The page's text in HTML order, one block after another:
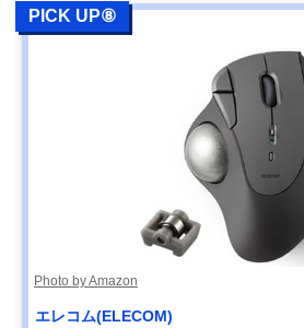
PICK UP⑧
Photo by Amazon
エレコム(ELECOM)